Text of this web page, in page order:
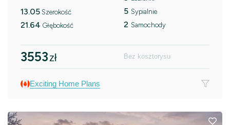
13.05 Szerokość
21.64 Głębokość
5 Sypialnie
2 Samochody
3553zł Bez kosztorysu
Exciting Home Plans